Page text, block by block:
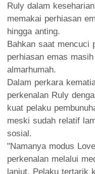
Ruly dalam
memakai perhiasan
hingga anting.
Bahkan saat mencuci
perhiasan emas
almarhumah.
Dalam perkara
perkenalan Ruly
kuat pelaku
meski sudah relatif
sosial.
"Namanya modus
perkenalan melalui
lanjut. Pelaku tertarik